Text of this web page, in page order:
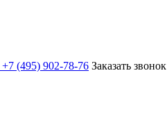
+7 (495) 902-78-76 Заказать звонок